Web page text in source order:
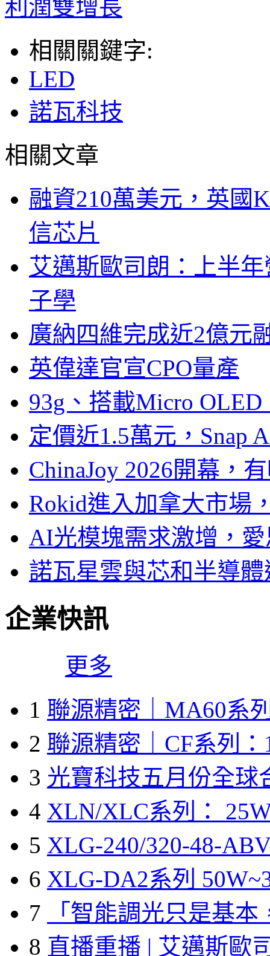
利潤雙增長
相關關鍵字:
LED
諾瓦科技
相關文章
融資210萬美元，英國
信芯片
艾邁斯歐司朗：上半
子學
廣納四維完成近2億元
英偉達官宣CPO量產
93g、搭載Micro
定價近1.5萬元，Snap
ChinaJoy 2026開幕，
Rokid進入加拿大市場
AI光模塊需求激增，
諾瓦星雲與芯和半導
企業快訊
更多
1 聯源精密｜MA60系
2 聯源精密｜CF系列：
3 光寶科技五月份全球
4 XLN/XLC系列：
5 XLG-240/320-48-
6 XLG-DA2系列
7
「智能調光只是基本
8 直播重播 | 艾邁斯歐